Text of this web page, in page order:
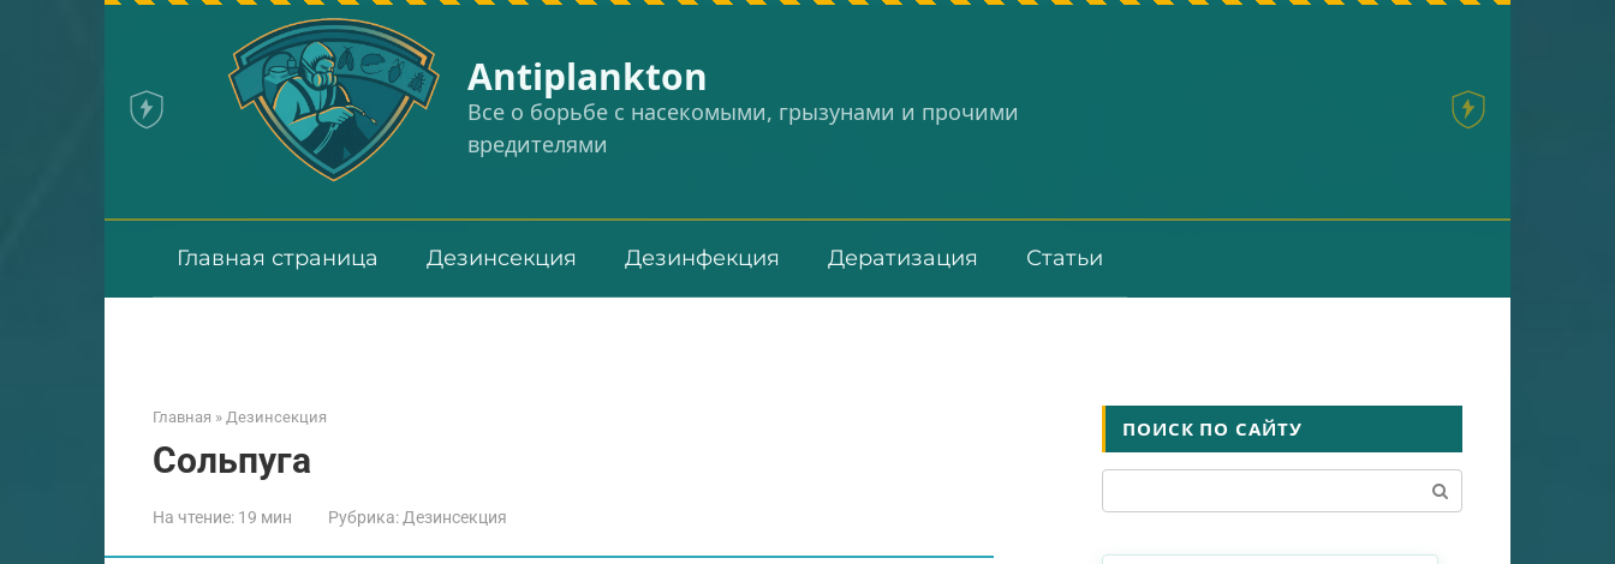
Аntiplankton
Все о борьбе с насекомыми, грызунами и прочими
вредителями
Главная страница Дезинсекция Дезинфекция Дератизация Статьи
Главная » Дезинсекция
Сольпуга
На чтение: 19 мин Рубрика: Дезинсекция
ПОИСК ПО САЙТУ